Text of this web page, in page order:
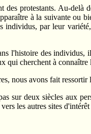
des protestants. Au-
à la suivante ou
individus, par leur
l'histoire des individus,
qui cherchent à
nous avons fait
sur deux siècles aux
les autres sites